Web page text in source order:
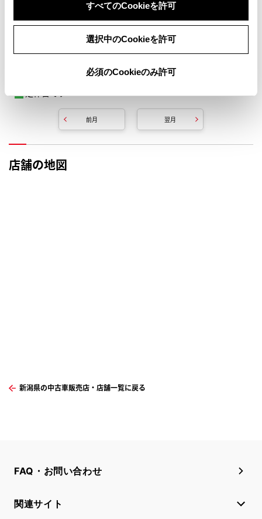
すべてのCookieを許可
選択中のCookieを許可
必須のCookieのみ許可
前月 翌月
店舗の地図
新潟県の中古車販売店・店舗一覧に戻る
FAQ・お問い合わせ
関連サイト